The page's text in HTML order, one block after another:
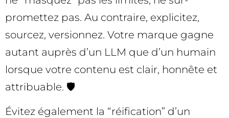
promettez pas. Au contraire, explicitez,
sourcez, versionnez. Votre marque gagne
autant auprès d’un LLM que d’un humain
lorsque votre contenu est clair, honnête et
attribuable. 🛡️
Évitez également la “réification” d’un